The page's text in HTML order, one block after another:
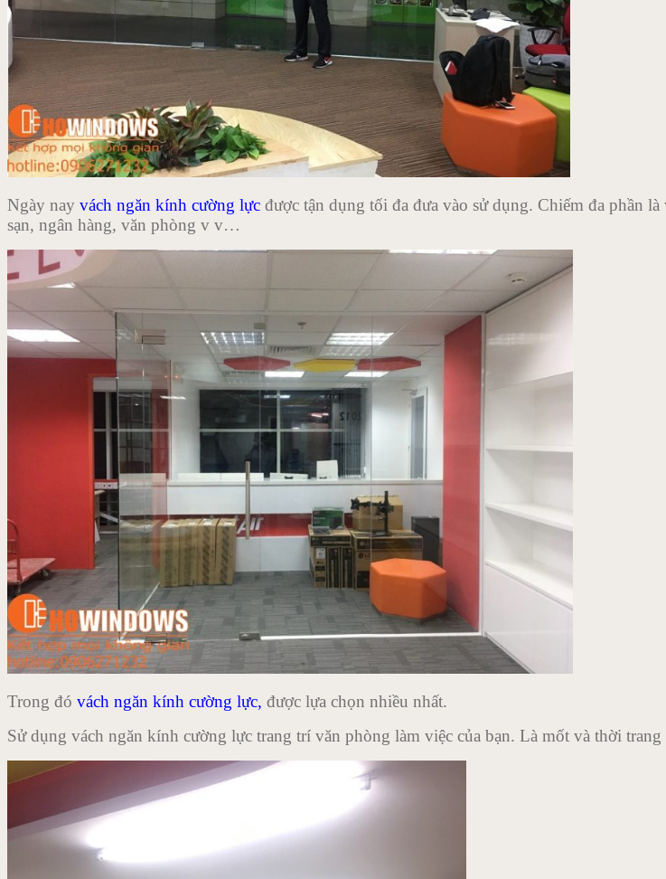
Ngày nay vách ngăn kính cường lực được tận dụng tối đa đưa vào sử dụng. Chiếm đa phần
sạn, ngân hàng, văn phòng v v…
Trong đó vách ngăn kính cường lực, được lựa chọn nhiều nhất.
Sử dụng vách ngăn kính cường lực trang trí văn phòng làm việc của bạn. Là mốt và thời